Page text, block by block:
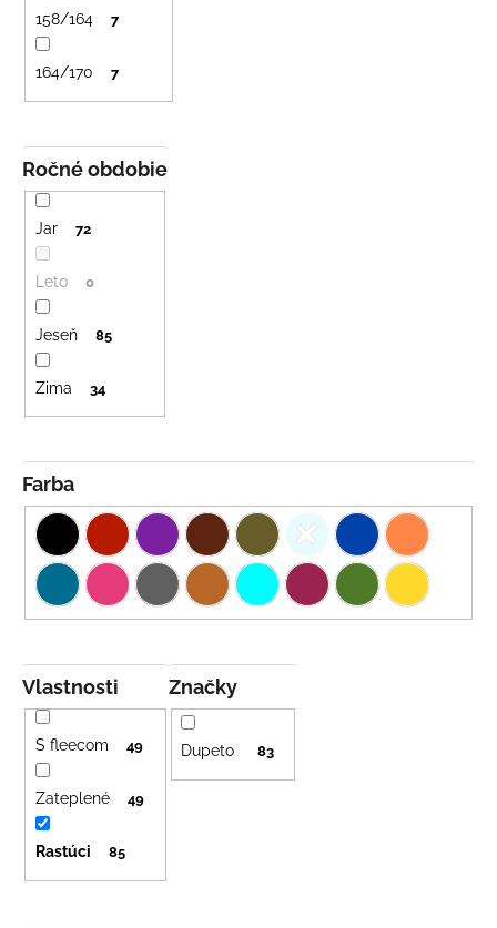
Značky
Dupeto 83
Farba
Ročné obdobie
Jar 72
Leto 0
Jeseň 85
Zima 34
158/164 7
164/170 7
Vlastnosti
S fleecom 49
Zateplené 49
Rastúci 85